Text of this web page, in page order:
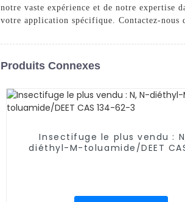
notre vaste expérience et de notre expertise
votre application spécifique. Contactez-nous
Produits Connexes
Insectifuge le plus vendu :
diéthyl-M-toluamide/DEET